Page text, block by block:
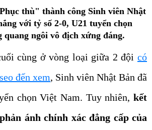
thù" thành công Sinh viên Nhật
với tỷ số 2-0, U21 tuyển chọn
quang ngôi vô địch xứng đáng.
cùng ở vòng loại giữa 2 đội có
đến xem, Sinh viên Nhật Bản đã
chọn Việt Nam. Tuy nhiên, kết
ánh chính xác đẳng cấp của